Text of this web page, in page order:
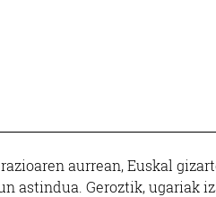
aurrean, Euskal
astindua. Geroztik, ugariak